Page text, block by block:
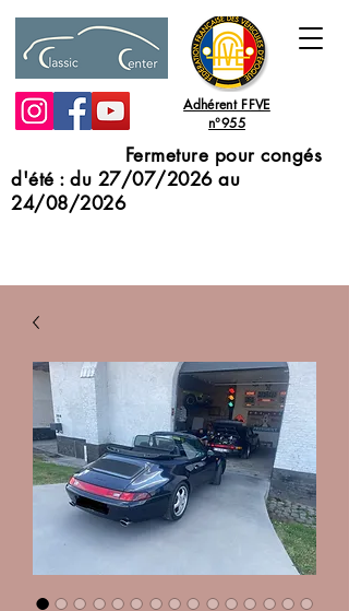
Adhérent FFVE
n°955
Fermeture pour congés
d'été : du 27/07/2026 au
24/08/2026